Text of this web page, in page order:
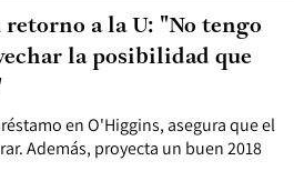
en O'Higgins, asegura que el
Además, proyecta un buen 2018
a la U: "No tengo
la posibilidad que